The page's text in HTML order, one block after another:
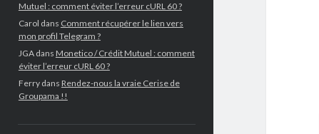
Mutuel : comment éviter l’erreur cURL 60 ?
Carol dans Comment récupérer le lien vers
mon profil Telegram ?
JGAdans Monetico / Crédit Mutuel : comment
éviter l’erreur cURL 60 ?
Ferrydans Rendez-nous la vraie Cerise de
Groupama !!